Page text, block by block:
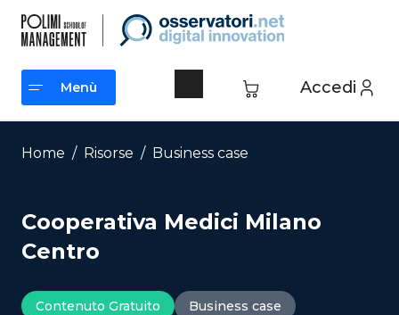
contenuto
Accedi
Menù
Menù
Home / Risorse / Business case
Cooperativa Medici Milano
Centro
Contenuto Gratuito Business case